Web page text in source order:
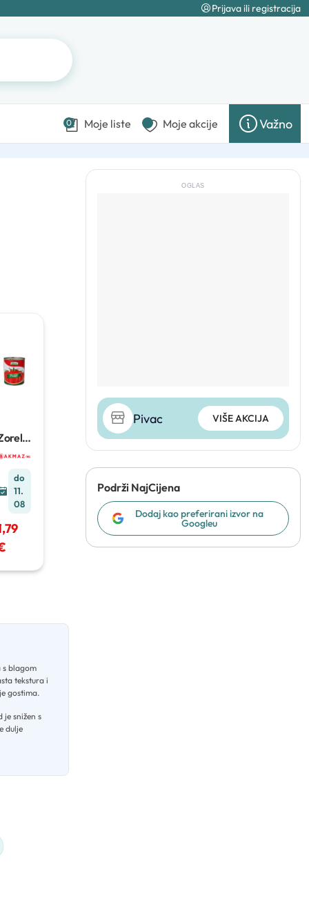
Prijava ili registracija
0 Moje liste Moje akcije Važno
pelati
g
do
11.
08
s blagom
tekstura i
gostima.
je snižen s
dulje
OGLAS
Pivac VIŠE AKCIJA
Podrži NajCijena
Dodaj kao preferirani izvor na
Googleu